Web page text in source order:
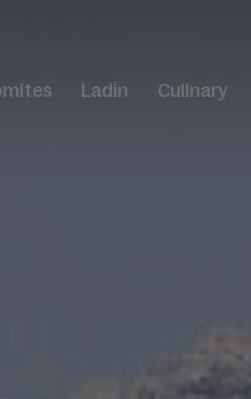
Ladin Culinary